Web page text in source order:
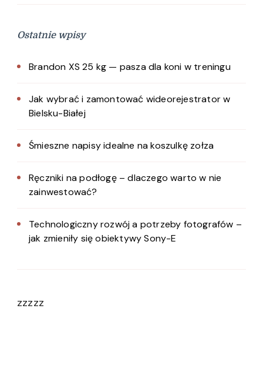
Ostatnie wpisy
Brandon XS 25 kg — pasza dla koni w treningu
Jak wybrać i zamontować wideorejestrator w
Bielsku-Białej
Śmieszne napisy idealne na koszulkę zołza
Ręczniki na podłogę – dlaczego warto w nie
zainwestować?
Technologiczny rozwój a potrzeby fotografów –
jak zmieniły się obiektywy Sony-E
zzzzz